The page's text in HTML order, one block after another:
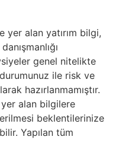
yer alan yatırım bilgi,
genel nitelikte
ile risk ve
hazırlanmamıştır.
alan bilgilere
beklentilerinize
Yapılan tüm